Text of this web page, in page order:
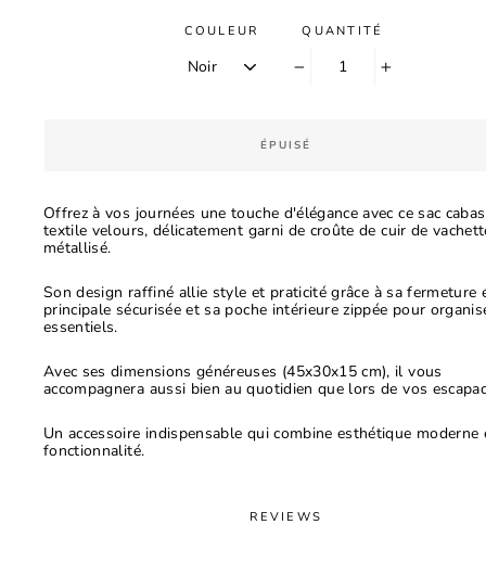
COULEUR QUANTITÉ
+
ÉPUISÉ
Offrez à vos journées une touche d'élégance avec ce sac
textile velours, délicatement garni de croûte de cuir de
métallisé.
Son design raffiné allie style et praticité grâce à sa fermeture
principale sécurisée et sa poche intérieure zippée pour
essentiels.
Avec ses dimensions généreuses (45x30x15 cm), il vous
accompagnera aussi bien au quotidien que lors de vos
Un accessoire indispensable qui combine esthétique moderne
fonctionnalité.
REVIEWS